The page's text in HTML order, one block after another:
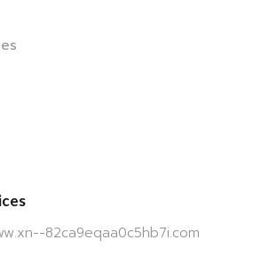
82ca9eqaa0c5hb7i.com